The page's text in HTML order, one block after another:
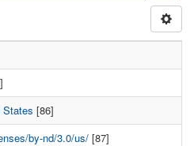
States [86]
by-nd/3.0/us/ [87]